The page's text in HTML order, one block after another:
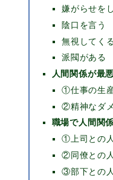
嫌がらせを
陰口を言う
無視してく
派閥がある
人間関係が最
①仕事の生
②精神なダ
職場で人間関
①上司との
②同僚との
③部下との